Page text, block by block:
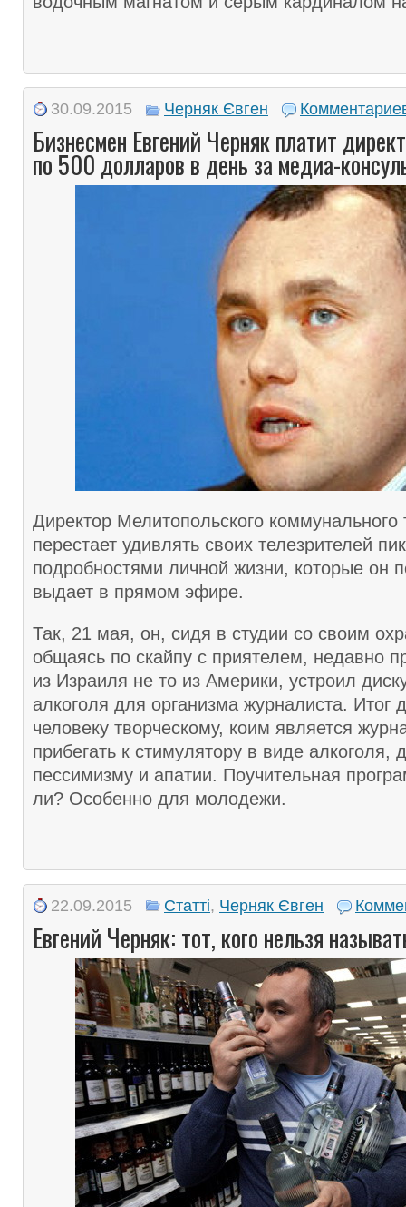
30.09.2015 Черняк Євген
Бизнесмен Евгений Черняк платит
по 500 долларов в день за медиа-
Директор Мелитопольского коммунального
перестает удивлять своих телезрителей
подробностями личной жизни, которые он
выдает в прямом эфире.
Так, 21 мая, он, сидя в студии со своим
общаясь по скайпу с приятелем, недавно
из Израиля не то из Америки, устроил
алкоголя для организма журналиста. Итог
человеку творческому, коим является
прибегать к стимулятору в виде алкоголя,
пессимизму и апатии. Поучительная
ли? Особенно для молодежи.
22.09.2015 Статті, Черняк Євген
Евгений Черняк: тот, кого нельзя